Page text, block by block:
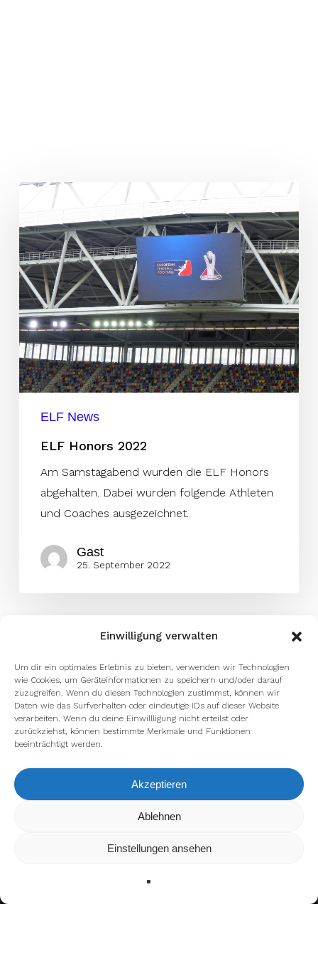
Einwilligung verwalten
Um dir ein optimales Erlebnis zu bieten, verwenden wir Technologien
wie Cookies, um Geräteinformationen zu speichern und/oder darauf
zuzugreifen. Wenn du diesen Technologien zustimmst, können wir
Daten wie das Surfverhalten oder eindeutige IDs auf dieser Website
verarbeiten. Wenn du deine Einwillligung nicht erteilst oder
zurückziehst, können bestimmte Merkmale und Funktionen
beeinträchtigt werden.
Akzeptieren
Ablehnen
Einstellungen ansehen
ELF
Honors
2022
ELF News
ELF Honors 2022
Am Samstagabend wurden die ELF Honors
abgehalten. Dabei wurden folgende Athleten
und Coaches ausgezeichnet.
Gast
25. September 2022
Wir verwenden Cookies, um dir die bestmögliche Erfahrung auf
kannst du erfahren, welche Cookies wir
verwenden oder sie ausschalten.